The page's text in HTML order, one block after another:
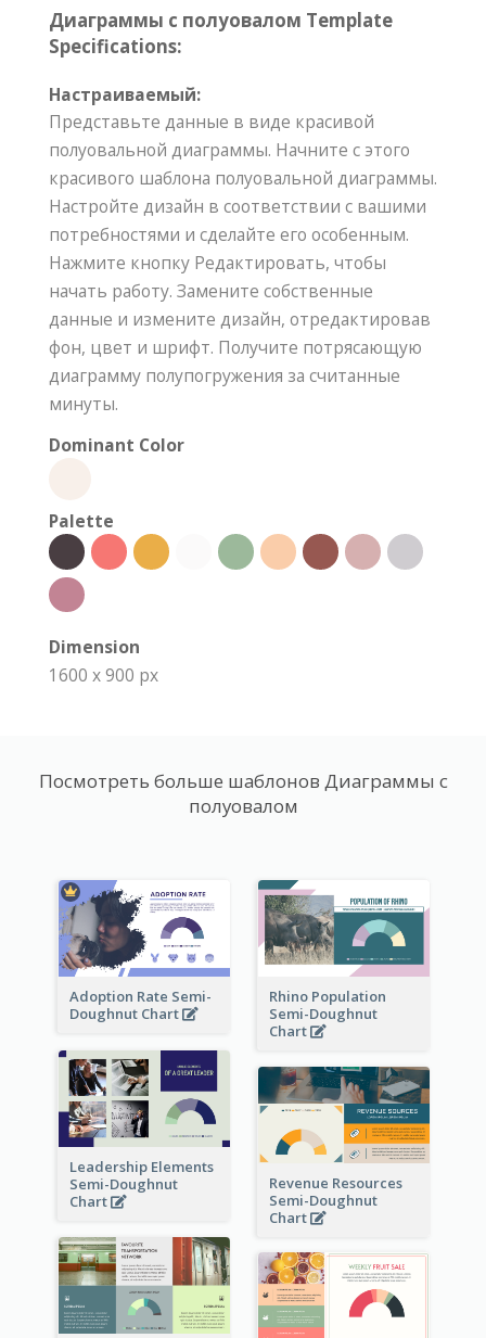
Диаграммы с полуовалом Template
Specifications:
Настраиваемый:
Представьте данные в виде красивой
полуовальной диаграммы. Начните с этого
красивого шаблона полуовальной диаграммы.
Настройте дизайн в соответствии с вашими
потребностями и сделайте его особенным.
Нажмите кнопку Редактировать, чтобы
начать работу. Замените собственные
данные и измените дизайн, отредактировав
фон, цвет и шрифт. Получите потрясающую
диаграмму полупогружения за считанные
минуты.
Dominant Color
Palette
Dimension
1600 x 900 px
Посмотреть больше шаблонов Диаграммы с
полуовалом
Adoption Rate Semi-
Doughnut Chart
Rhino Population
Semi-Doughnut
Chart
Leadership Elements
Semi-Doughnut
Chart
Revenue Resources
Semi-Doughnut
Chart